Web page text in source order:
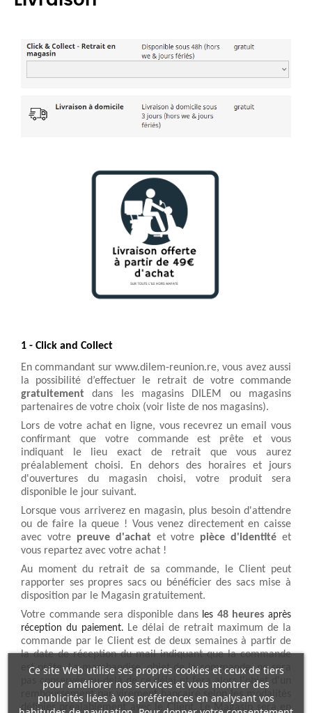
1 - Click and Collect
En commandant sur www.dilem-reunion.re, vous avez aussi
gratuitement dans les magasins DILEM ou magasins
partenaires de votre choix (voir liste de nos magasins).
Lors de votre achat en ligne, vous recevrez un email vous
confirmant que votre commande est prête et vous
indiquant le lieu exact de retrait que vous aurez
préalablement choisi. En dehors des horaires et jours
d'ouvertures du magasin choisi, votre produit sera
disponible le jour suivant.
Lorsque vous arriverez en magasin, plus besoin d'attendre
ou de faire la queue ! Vous venez directement en caisse
avec votre preuve d'achat et votre pièce d'identité et
vous repartez avec votre achat !
Au moment du retrait de sa commande, le Client peut
rapporter ses propres sacs ou bénéficier des sacs mise à
disposition par le Magasin gratuitement.
Votre commande sera disponible dans les 48 heures après
réception du paiement. Le délai de retrait maximum de la
commande par le Client est de deux semaines à partir de
la date de réception du mail indiquant que la commande
est prête. La marchandise, objet de la commande, ne sera
pas conservée au-delà de ce délai et fera alors l'objet d'un
remboursement par virement bancaire selon les modalités
définies préalablement avec le Client. Le Magasin sera en
Ce site Web utilise ses propres cookies et ceux de tiers
pour améliorer nos services et vous montrer des
publicités liées à vos préférences en analysant vos